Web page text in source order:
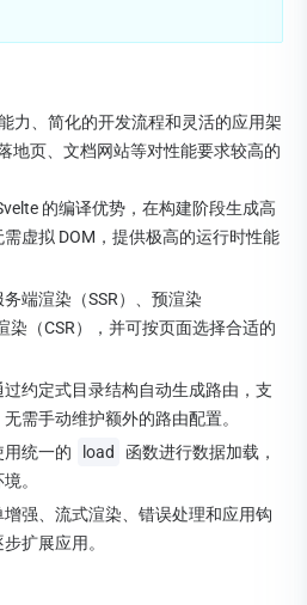
力、简化的开发流程和灵活的应用架
地页、文档网站等对性能要求较高的
的编译优势，在构建阶段生成高
虚拟 DOM，提供极高的运行时性能
务端渲染（SSR）、预渲染
染（CSR），并可按页面选择合适的
过约定式目录结构自动生成路由，支
需手动维护额外的路由配置。
用统一的 load
函数进行数据加载，
。
增强、流式渲染、错误处理和应用钩
扩展应用。